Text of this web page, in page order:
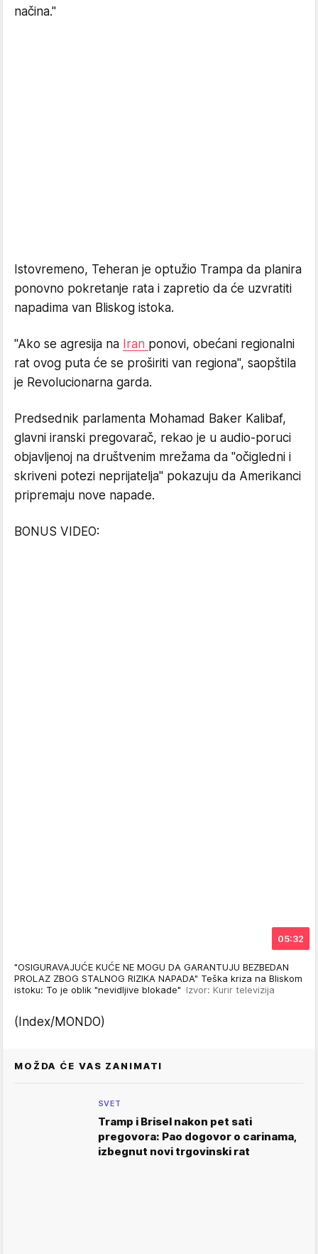
načina."
Istovremeno, Teheran je optužio Trampa da planira
ponovno pokretanje rata i zapretio da će uzvratiti
napadima van Bliskog istoka.
"Ako se agresija na Iran ponovi, obećani regionalni
rat ovog puta će se proširiti van regiona", saopštila
je Revolucionarna garda.
Predsednik parlamenta Mohamad Baker Kalibaf,
glavni iranski pregovarač, rekao je u audio-poruci
objavljenoj na društvenim mrežama da "očigledni i
skriveni potezi neprijatelja" pokazuju da Amerikanci
pripremaju nove napade.
BONUS VIDEO:
05:32
"OSIGURAVAJUĆE KUĆE NE MOGU DA GARANTUJU BEZBEDAN
PROLAZ ZBOG STALNOG RIZIKA NAPADA" Teška kriza na Bliskom
istoku: To je oblik "nevidljive blokade" Izvor: Kurir televizija
(Index/MONDO)
MOŽDA ĆE VAS ZANIMATI
SVET
Tramp i Brisel nakon pet sati
pregovora: Pao dogovor o carinama,
izbegnut novi trgovinski rat